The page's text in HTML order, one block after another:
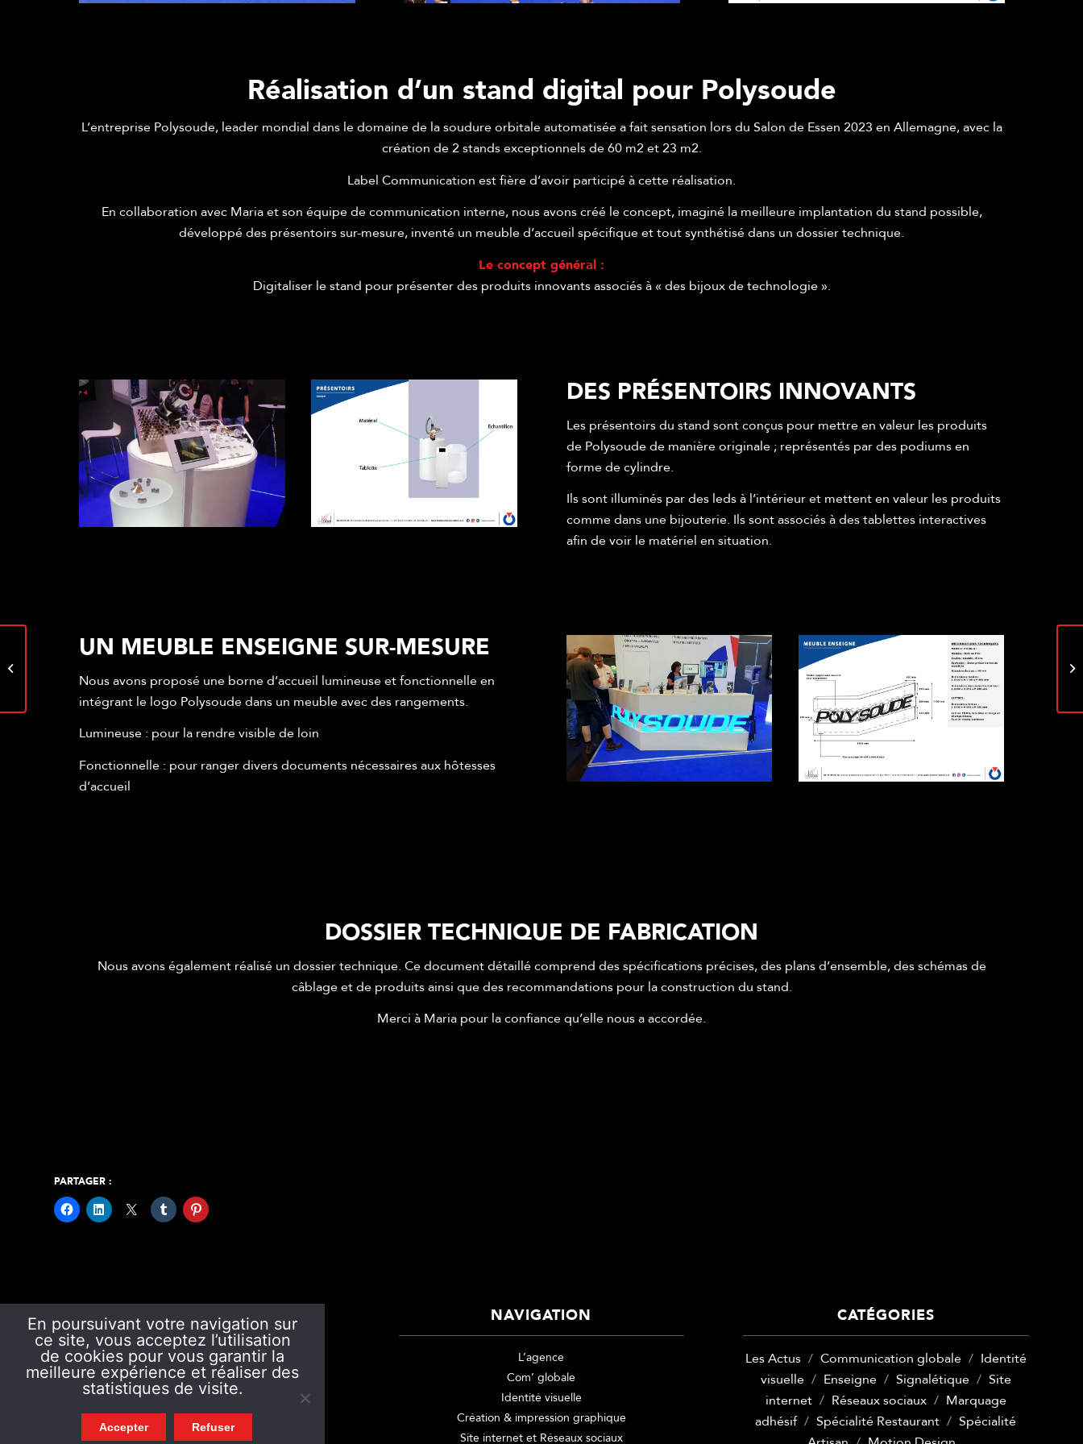
Réalisation d’un stand digital pour Polysoude
L’entreprise Polysoude, leader mondial dans le domaine de la soudure orbitale automatisée a fait sensation lors du Salon de Essen 2023 en Allemagne, avec la
création de 2 stands exceptionnels de 60 m2 et 23 m2.
Label Communication est fière d’avoir participé à cette réalisation.
En collaboration avec Maria et son équipe de communication interne, nous avons créé le concept, imaginé la meilleure implantation du stand possible,
développé des présentoirs sur-mesure, inventé un meuble d’accueil spécifique et tout synthétisé dans un dossier technique.
Le concept général :
Digitaliser le stand pour présenter des produits innovants associés à « des bijoux de technologie ».
DES PRÉSENTOIRS INNOVANTS
Les présentoirs du stand sont conçus pour mettre en valeur les produits
de Polysoude de manière originale ; représentés par des podiums en
forme de cylindre.
Ils sont illuminés par des leds à l’intérieur et mettent en valeur les produits
comme dans une bijouterie. Ils sont associés à des tablettes interactives
afin de voir le matériel en situation.
UN MEUBLE ENSEIGNE SUR-MESURE
Nous avons proposé une borne d’accueil lumineuse et fonctionnelle en
intégrant le logo Polysoude dans un meuble avec des rangements.
Lumineuse : pour la rendre visible de loin
Fonctionnelle : pour ranger divers documents nécessaires aux hôtesses
d’accueil
DOSSIER TECHNIQUE DE FABRICATION
Nous avons également réalisé un dossier technique. Ce document détaillé comprend des spécifications précises, des plans d’ensemble, des schémas de
câblage et de produits ainsi que des recommandations pour la construction du stand.
Merci à Maria pour la confiance qu’elle nous a accordée.
PARTAGER :
NAVIGATION
L’agence
Com’ globale
Identité visuelle
Création & impression graphique
Site internet et Réseaux sociaux
CATÉGORIES
Les Actus Communication globale
Identité
visuelle
Enseigne Signalétique
Site
internet
Réseaux sociaux
Marquage
adhésif
Spécialité Restaurant
Spécialité
Création d’identité
En poursuivant votre navigation sur
ce site, vous acceptez l’utilisation
de cookies pour vous garantir la
meilleure expérience et réaliser des
statistiques de visite.
Accepter Refuser